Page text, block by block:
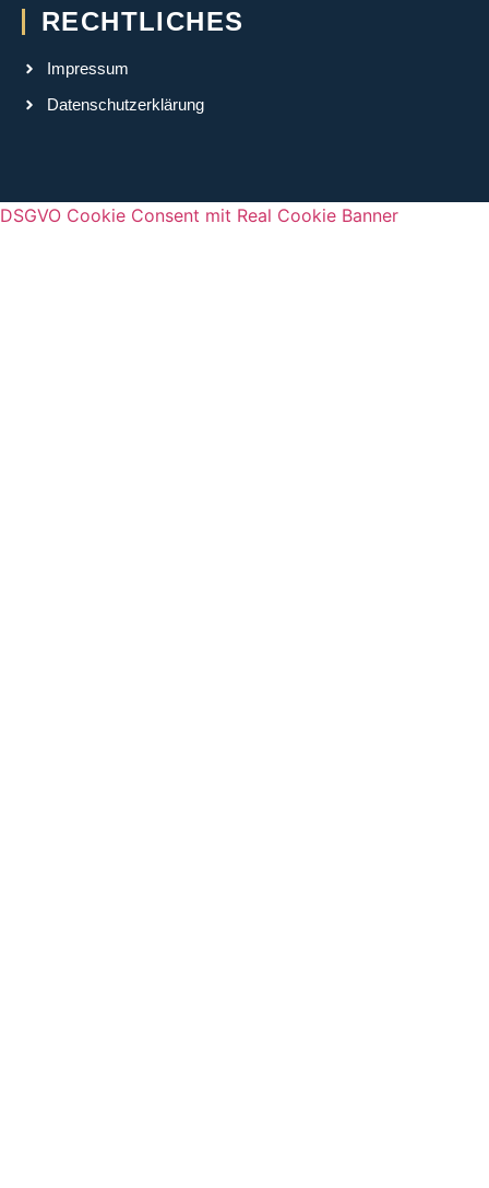
RECHTLICHES
Impressum
Datenschutzerklärung
DSGVO Cookie Consent mit Real Cookie Banner